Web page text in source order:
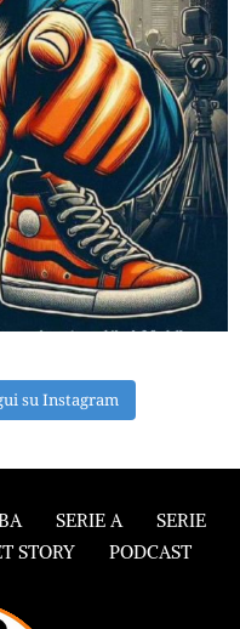
su Instagram
SERIE A
SERIE
STORY PODCAST